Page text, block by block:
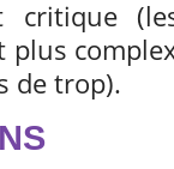
critique
de trop).